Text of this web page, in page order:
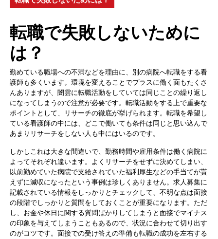
転職で失敗しないために
は？
勤めている職場への不満などを理由に、別の病院へ転職をする看
護師も多くいます。環境を変えることでプラスに働く面もたくさ
んありますが、闇雲に転職活動をしていては同じことの繰り返し
になってしまうので注意が必要です。転職活動をする上で重要な
ポイントとして、リサーチの徹底が挙げられます。転職を希望し
ている看護師の中には、どこで働いても条件は同じと思い込んで
あまりリサーチをしない人も中にはいるのです。
しかしこれは大きな間違いで、勤務時間や雇用条件は働く病院に
よってそれぞれ違います。よくリサーチをせずに決めてしまい、
以前勤めていた病院で支給されていた福利厚生などの手当てが貰
えずに減収になったという事例は珍しくありません。求人募集に
記載されている情報をしっかりとチェックして、不明な点は面接
の段階でしっかりと質問をしておくことが重要になります。ただ
し、お金や休日に関する質問ばかりしてしまうと面接でマイナス
の印象を与えてしまうこともあるので、状況に合わせて切り出す
のがコツです。面接での受け答えの準備も転職の成功を左右する